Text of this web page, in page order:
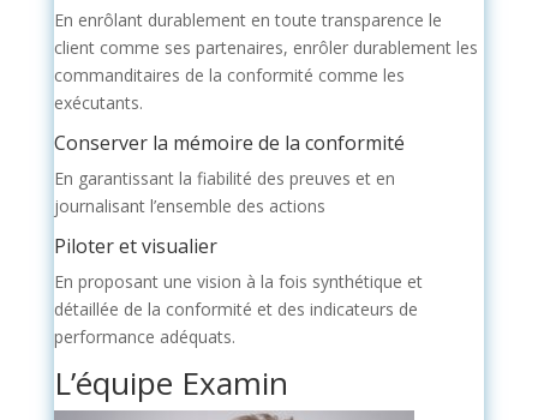
En enrôlant durablement en toute transparence le
client comme ses partenaires, enrôler durablement les
commanditaires de la conformité comme les
exécutants.
Conserver la mémoire de la conformité
En garantissant la fiabilité des preuves et en
journalisant l’ensemble des actions
Piloter et visualier
En proposant une vision à la fois synthétique et
détaillée de la conformité et des indicateurs de
performance adéquats.
L’équipe Examin